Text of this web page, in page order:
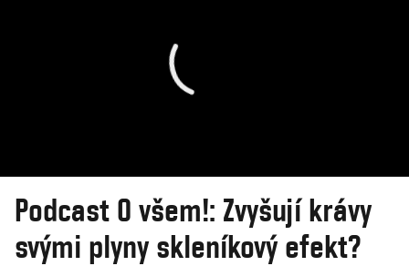
Podcast O všem!: Zvyšují krávy
svými plyny skleníkový efekt?